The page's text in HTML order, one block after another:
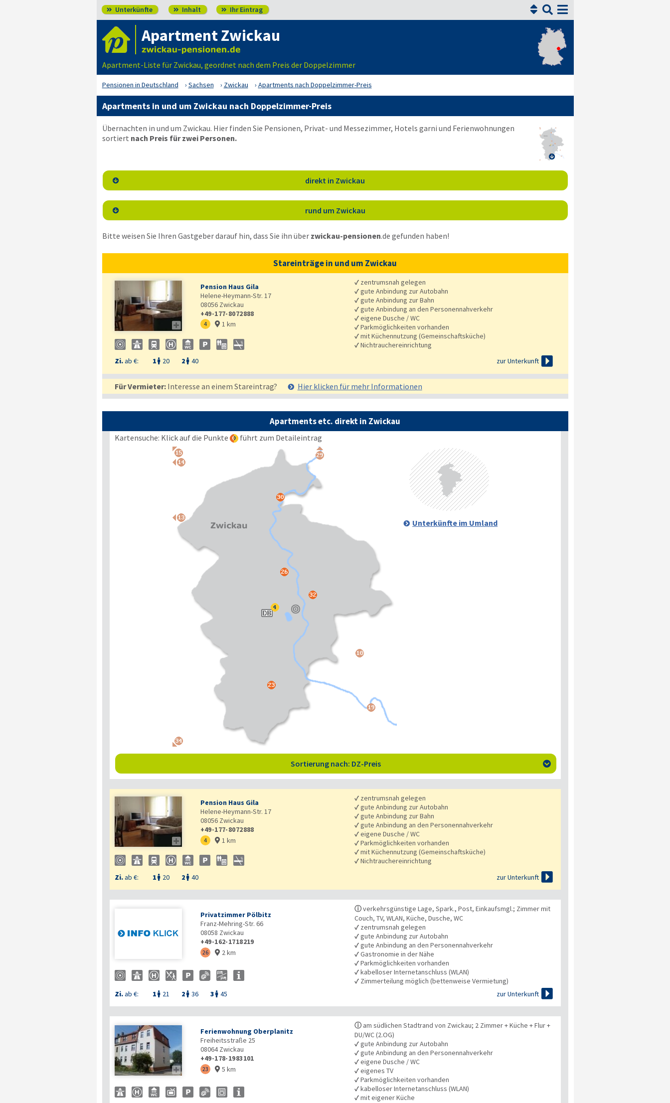
 Unterkünfte  Inhalt  Ihr Eintrag 

Apartment Zwickau
Apartment-Liste für Zwickau, geordnet nach dem Preis der Doppelzimmer
Pensionen in Deutschland Sachsen Zwickau Apartments nach Doppelzimmer-Preis
Apartments in und um Zwickau nach Doppelzimmer-Preis

Übernachten in und um Zwickau. Hier finden Sie Pensionen, Privat- und Messezimmer, Hotels garni und Ferienwohnungen
sortiert nach Preis für zwei Personen.
 direkt in Zwickau
 rund um Zwickau
Bitte weisen Sie Ihren Gastgeber darauf hin, dass Sie ihn über zwickau-pensionen.de gefunden haben!
Stareinträge in und um Zwickau

Pension Haus Gila
Helene-Heymann-Str. 17
08056 Zwickau
+49-177-8072888
4  1 km
Zi.ab €: 1  20 2  40
✓ zentrumsnah gelegen
✓gute Anbindung zur Autobahn
✓gute Anbindung zur Bahn
✓gute Anbindung an den Personennahverkehr
✓eigene Dusche / WC
✓Parkmöglichkeiten vorhanden
✓mit Küchennutzung (Gemeinschaftsküche)
✓Nichtrauchereinrichtung
zur Unterkunft 
Für Vermieter:Interesse an einem Stareintrag? Hier klicken für mehr Informationen
Apartments etc. direkt in Zwickau
Kartensuche: Klick auf die Punkte führt zum Detaileintrag
Unterkünfte im Umland
Sortierung nach: DZ-Preis 

Pension Haus Gila
Helene-Heymann-Str. 17
08056 Zwickau
+49-177-8072888
4  1 km
Zi.ab €: 1  20 2  40
✓ zentrumsnah gelegen
✓gute Anbindung zur Autobahn
✓gute Anbindung zur Bahn
✓gute Anbindung an den Personennahverkehr
✓eigene Dusche / WC
✓Parkmöglichkeiten vorhanden
✓mit Küchennutzung (Gemeinschaftsküche)
✓Nichtrauchereinrichtung
zur Unterkunft

Privatzimmer Pölbitz
Franz-Mehring-Str. 66
08058 Zwickau
+49-162-1718219
26  2 km
Zi.ab €: 1  21 2  36 3  45
ⓘverkehrsgünstige Lage, Spark., Post, Einkaufsmgl.; Zimmer mit
Couch, TV, WLAN, Küche, Dusche, WC
✓ zentrumsnah gelegen
✓gute Anbindung zur Autobahn
✓gute Anbindung an den Personennahverkehr
✓Gastronomie in der Nähe
✓Parkmöglichkeiten vorhanden
✓kabelloser Internetanschluss (WLAN)
✓ Zimmerteilung möglich (bettenweise Vermietung)
zur Unterkunft


Ferienwohnung Oberplanitz
Freiheitsstraße 25
08064 Zwickau
+49-178-1983101
23  5 km
ⓘ am südlichen Stadtrand von Zwickau; 2 Zimmer + Küche + Flur +
DU/WC (2.OG)
✓gute Anbindung zur Autobahn
✓gute Anbindung an den Personennahverkehr
✓eigene Dusche / WC
✓eigenes TV
✓Parkmöglichkeiten vorhanden
✓kabelloser Internetanschluss (WLAN)
✓mit eigener Küche